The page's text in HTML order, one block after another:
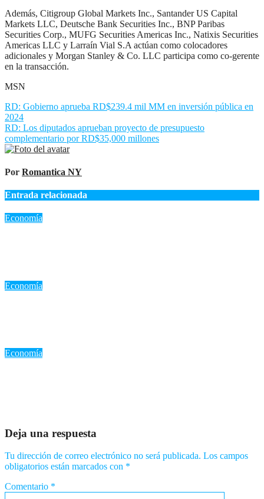
Además, Citigroup Global Markets Inc., Santander US Capital
Markets LLC, Deutsche Bank Securities Inc., BNP Paribas
Securities Corp., MUFG Securities Americas Inc., Natixis Securities
Americas LLC y Larraín Vial S.A actúan como colocadores
adicionales y Morgan Stanley & Co. LLC participa como co-gerente
en la transacción.
MSN
Navegación
de
entradas
RD: Gobierno aprueba RD$239.4 mil MM en inversión pública en
2024
RD: Los diputados aprueban proyecto de presupuesto
complementario por RD$35,000 millones
Por Romantica NY
Entrada relacionada
Economía
Economía
Economía
Deja una respuesta
Tu dirección de correo electrónico no será publicada. Los campos
obligatorios están marcados con *
Comentario *